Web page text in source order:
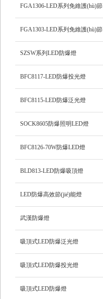
(jié)能防爆燈
FGA1306-LED系列免維護(hù)節
(jié)能防爆燈
FGA1303-LED系列免維護(hù)節
(jié)能防爆燈
SZSW系列LED防爆燈
BFC8117-LED防爆投光燈
BFC8115-LED防爆泛光燈
SOCK8605防爆照明LED燈
BFC8126-70W防爆LED燈
BLD813-LED防爆吸頂燈
LED防爆高效節(jié)能燈
武漢防爆燈
吸頂式LED防爆泛光燈
吸頂式LED防爆投光燈
吸頂式LED防爆燈